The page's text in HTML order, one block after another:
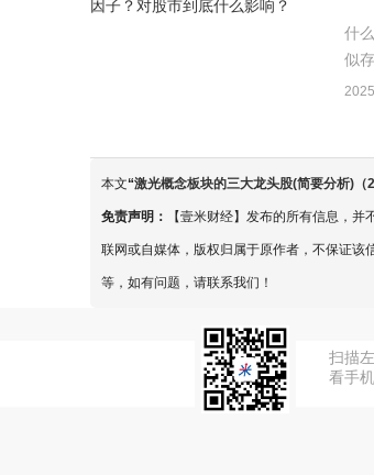
什
似
资
本文“激光概念板块的三大龙头股(简要分析)（
免责声明： 【壹米财经】发布的所有信息，
联网或自媒体，版权归属于原作者，不保证该
等，如有问题，请联系我们！
扫描
看手